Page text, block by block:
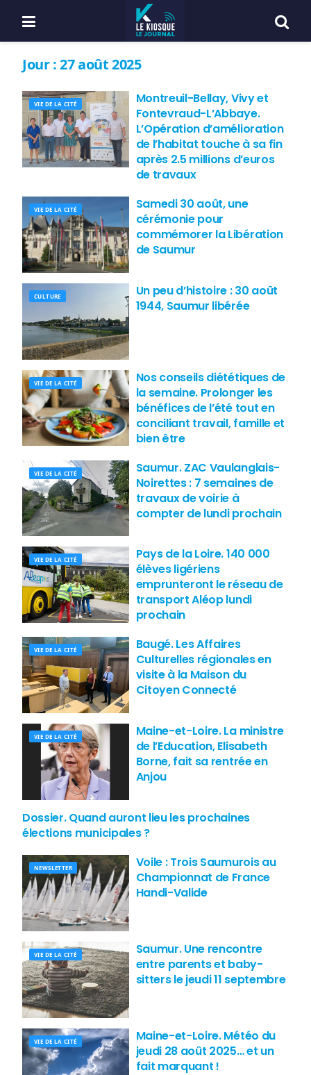
Jour :27 août 2025
VIE DE LA CITÉ
Montreuil-Bellay, Vivy et
Fontevraud-L’Abbaye.
L’Opération d’amélioration
de l’habitat touche à sa fin
après 2.5 millions d’euros
de travaux
VIE DE LA CITÉ
Samedi 30 août, une
cérémonie pour
commémorer la Libération
de Saumur
CULTURE
Un peu d’histoire : 30 août
1944, Saumur libérée
VIE DE LA CITÉ
Nos conseils diététiques de
la semaine. Prolonger les
bénéfices de l’été tout en
conciliant travail, famille et
bien être
VIE DE LA CITÉ
Saumur. ZAC Vaulanglais-
Noirettes : 7 semaines de
travaux de voirie à
compter de lundi prochain
VIE DE LA CITÉ
Pays de la Loire. 140 000
élèves ligériens
emprunteront le réseau de
transport Aléop lundi
prochain
VIE DE LA CITÉ
Baugé. Les Affaires
Culturelles régionales en
visite à la Maison du
Citoyen Connecté
VIE DE LA CITÉ
Maine-et-Loire. La ministre
de l’Education, Elisabeth
Borne, fait sa rentrée en
Anjou
VIE DE LA CITÉ
Dossier. Quand auront lieu les prochaines
élections municipales ?
NEWSLETTER
Voile : Trois Saumurois au
Championnat de France
Handi-Valide
VIE DE LA CITÉ
Saumur. Une rencontre
entre parents et baby-
sitters le jeudi 11 septembre
VIE DE LA CITÉ
Maine-et-Loire. Météo du
jeudi 28 août 2025… et un
fait marquant !